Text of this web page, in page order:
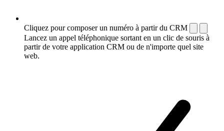
Cliquez pour composer un numéro à partir du CRM
Lancez un appel téléphonique sortant en un clic de souris à
partir de votre application CRM ou de n'importe quel site
web.